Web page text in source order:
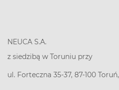
NEUCA S.A.
z siedzibą w Toruniu przy
ul. Forteczna 35-37, 87-100 Toruń,